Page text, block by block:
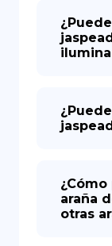
araña
otras